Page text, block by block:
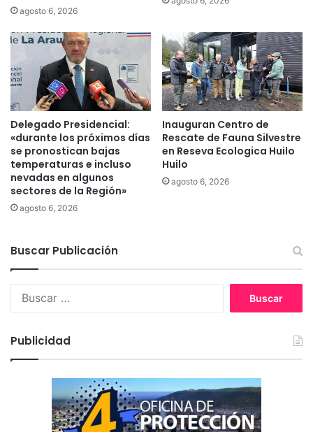
u
i
C
r
a
h
u
e
N
a
v
a
b
l
agosto 6, 2026
Delegado Presidencial:
«durante los próximos días
se pronostican bajas
temperaturas e incluso
nevadas en algunos
sectores de la Región»
agosto 6, 2026
Inauguran Centro de
Rescate de Fauna Silvestre
en Reseva Ecologica Huilo
Huilo
agosto 6, 2026
Buscar Publicación
:
Publicidad